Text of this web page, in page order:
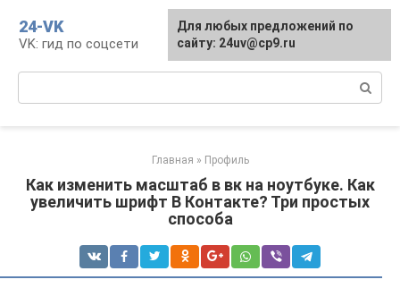
контенту
24-VK
VK: гид по соцсети
Главная » Профиль
Как изменить масштаб в вк на ноутбуке. Как
увеличить шрифт В Контакте? Три простых
способа
Для любых предложений по
сайту: 24uv@cp9.ru